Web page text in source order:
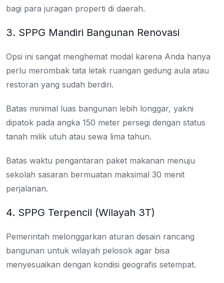
bagi para juragan properti di daerah.
3. SPPG Mandiri Bangunan Renovasi
Opsi ini sangat menghemat modal karena Anda hanya
perlu merombak tata letak ruangan gedung aula atau
restoran yang sudah berdiri.
Batas minimal luas bangunan lebih longgar, yakni
dipatok pada angka 150 meter persegi dengan status
tanah milik utuh atau sewa lima tahun.
Batas waktu pengantaran paket makanan menuju
sekolah sasaran bermuatan maksimal 30 menit
perjalanan.
4. SPPG Terpencil (Wilayah 3T)
Pemerintah melonggarkan aturan desain rancang
bangunan untuk wilayah pelosok agar bisa
menyesuaikan dengan kondisi geografis setempat.